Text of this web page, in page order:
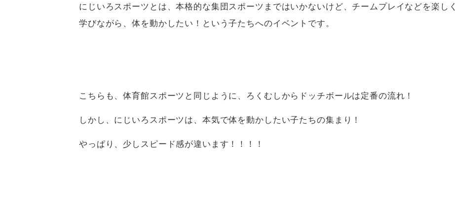
にじいろスポーツとは、本格的な集団スポーツまではいかないけど、チームプレイなどを楽しく
学びながら、体を動かしたい！という子たちへのイベントです。
こちらも、体育館スポーツと同じように、ろくむしからドッチボールは定番の流れ！
しかし、にじいろスポーツは、本気で体を動かしたい子たちの集まり！
やっぱり、少しスピード感が違います！！！！